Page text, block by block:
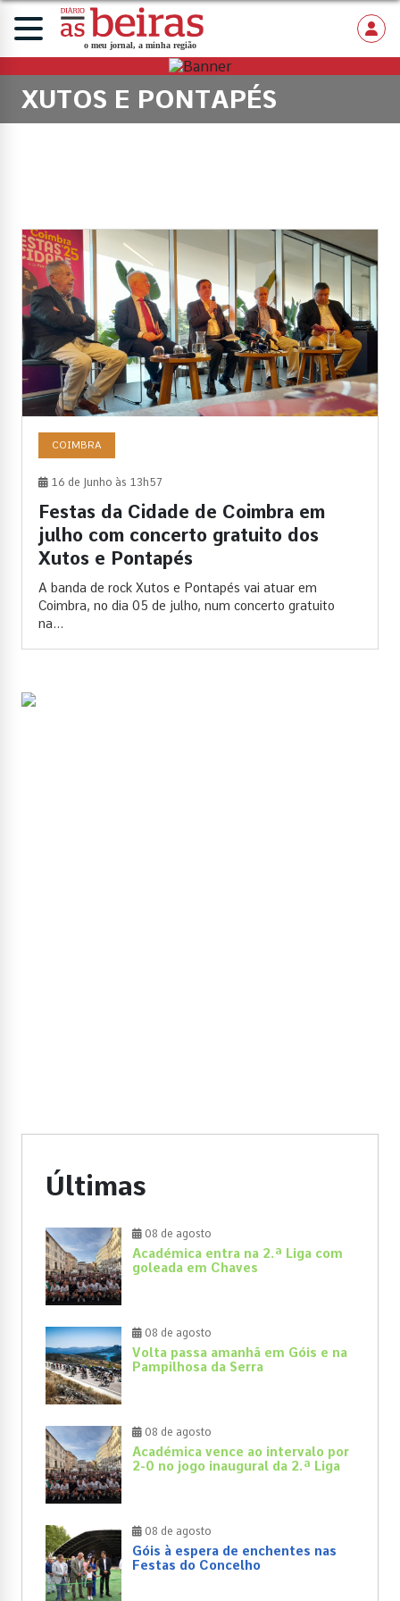
XUTOS E PONTAPÉS
COIMBRA
16 de Junho às 13h57
Festas da Cidade de Coimbra em
julho com concerto gratuito dos
Xutos e Pontapés
A banda de rock Xutos e Pontapés vai atuar em
Coimbra, no dia 05 de julho, num concerto gratuito
na...
Últimas
08 de agosto
Académica entra na 2.ª Liga com
goleada em Chaves
08 de agosto
Volta passa amanhã em Góis e na
Pampilhosa da Serra
08 de agosto
Académica vence ao intervalo por
2-0 no jogo inaugural da 2.ª Liga
08 de agosto
Góis à espera de enchentes nas
Festas do Concelho